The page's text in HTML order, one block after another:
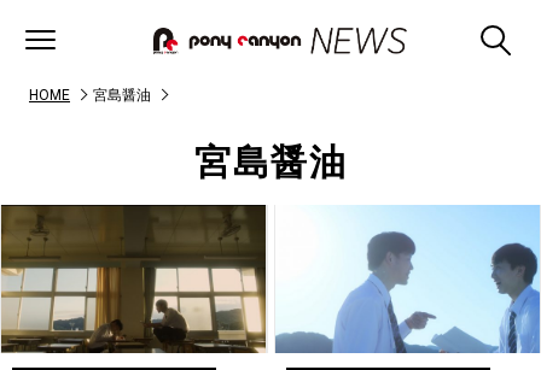
HOME 宮島醤油
宮島醤油